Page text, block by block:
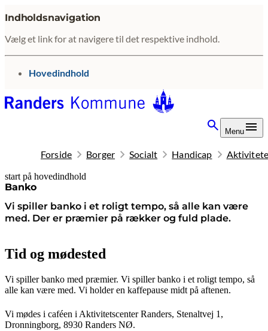
Indholdsnavigation
Vælg et link for at navigere til det respektive indhold.
gå til
Hovedindhold
Menu
Forside Borger Socialt Handicap
start på hovedindhold
Banko
Vi spiller banko i et roligt tempo, så alle kan være
med. Der er præmier på rækker og fuld plade.
senest opdateret 23. januar 2026
Tid og mødested
Vi spiller banko med præmier. Vi spiller banko i et roligt tempo, så
alle kan være med. Vi holder en kaffepause midt på aftenen.
Vi mødes i caféen i Aktivitetscenter Randers, Stenaltvej 1,
Dronningborg, 8930 Randers NØ.